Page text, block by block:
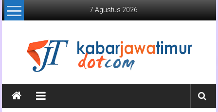
Lompat
ke
7 Agustus 2026
Kabar
Jawa